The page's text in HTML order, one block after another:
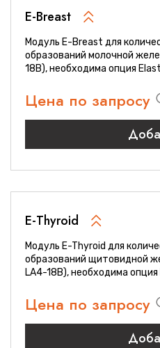
E-Breast
Модуль E-Breast для
образований молочной
18B), необходима опция
Цена по запросу
E-Thyroid
Модуль E-Thyroid для
образований щитовидной
LA4-18B), необходима
Цена по запросу